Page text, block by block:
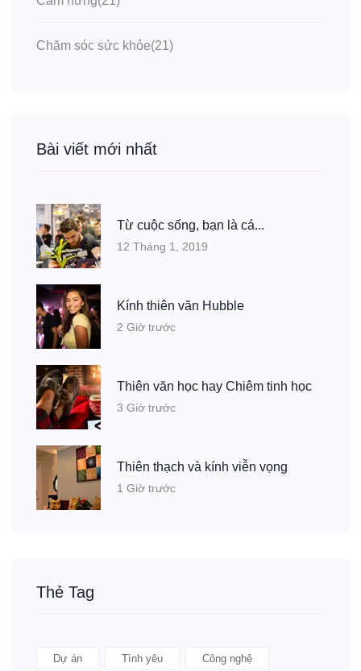
Chăm sóc sức khỏe(21)
Bài viết mới nhất
Từ cuộc sống, bạn là cá...
12 Tháng 1, 2019
Kính thiên văn Hubble
2 Giờ trước
Thiên văn học hay Chiêm tinh học
3 Giờ trước
Thiên thạch và kính viễn vọng
1 Giờ trước
Thẻ Tag
Dự án Tình yêu Công nghệ